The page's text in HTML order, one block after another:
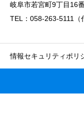
岐阜市若宮町9丁目16
TEL：058-263-5111
情報セキュリティポリ